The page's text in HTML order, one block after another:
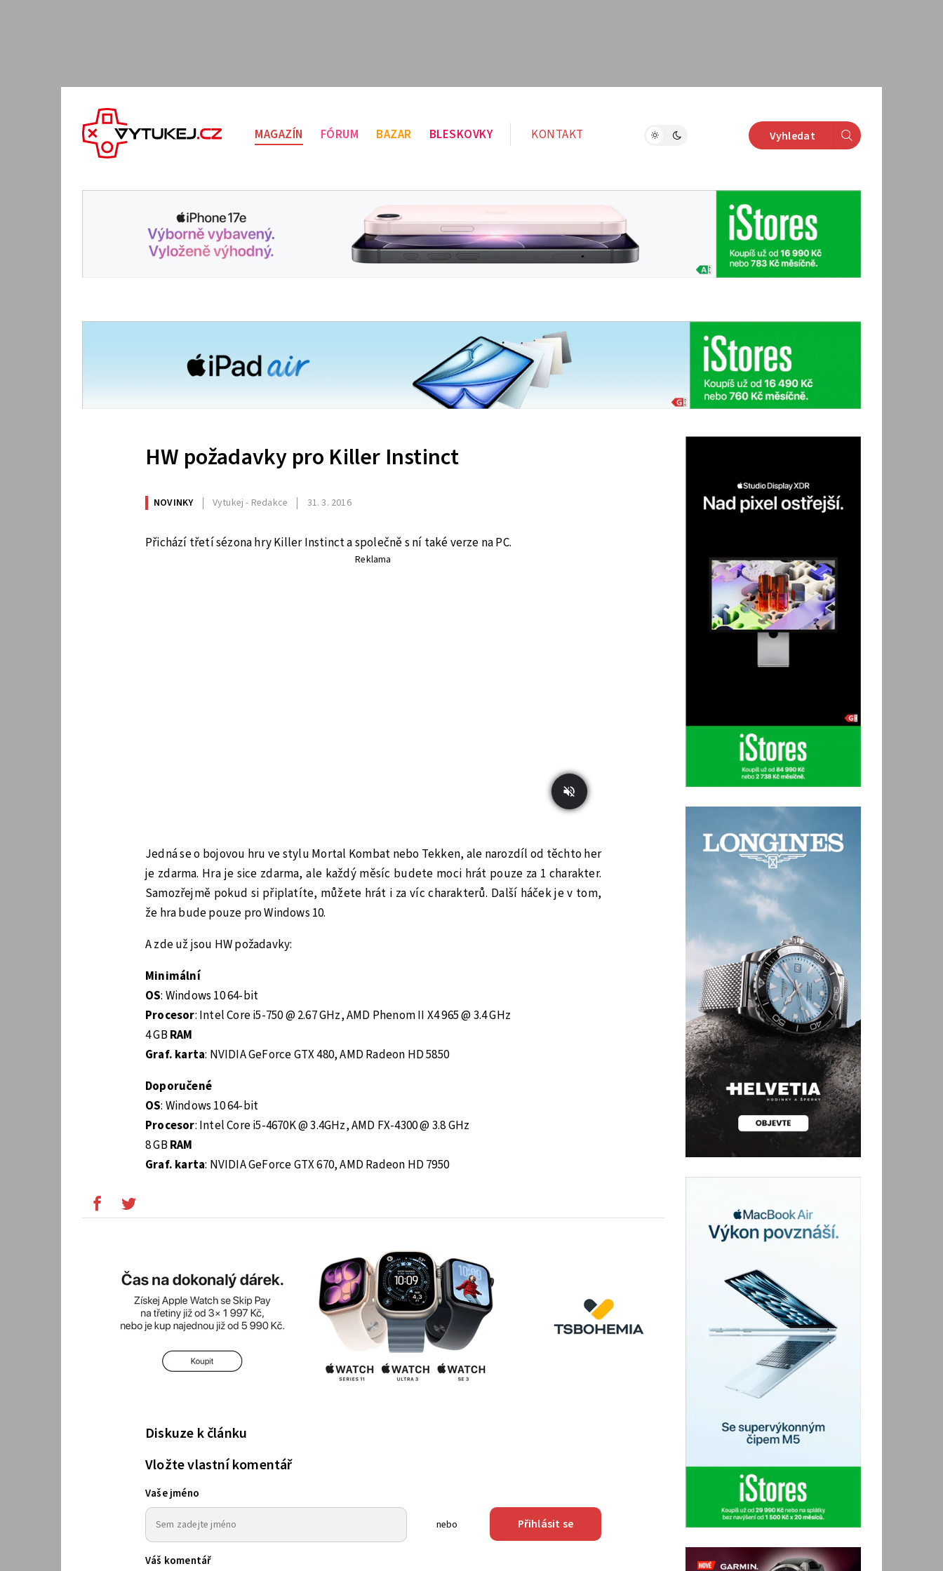
MAGAZÍN FÓRUM BAZAR BLESKOVKY KONTAKT Vyhledat
HW požadavky pro Killer Instinct
NOVINKY Vytukej - Redakce 31. 3. 2016
Přichází třetí sézona hry Killer Instinct a společně s ní také verze na PC.
Reklama
Jedná se o bojovou hru ve stylu Mortal Kombat nebo Tekken, ale narozdíl od těchto her
je zdarma. Hra je sice zdarma, ale každý měsíc budete moci hrát pouze za 1 charakter.
Samozřejmě pokud si připlatíte, můžete hrát i za víc charakterů. Další háček je v tom,
že hra bude pouze pro Windows 10.
A zde už jsou HW požadavky:
Minimální
OS: Windows 10 64-bit
Procesor: Intel Core i5-750 @ 2.67 GHz, AMD Phenom II X4 965 @ 3.4 GHz
4 GBRAM
Graf. karta: NVIDIA GeForce GTX 480, AMD Radeon HD 5850
Doporučené
OS: Windows 10 64-bit
Procesor: Intel Core i5-4670K @ 3.4GHz, AMD FX-4300 @ 3.8 GHz
8 GBRAM
Graf. karta: NVIDIA GeForce GTX 670, AMD Radeon HD 7950
Diskuze k článku
Vložte vlastní komentář
Vaše jméno
nebo Přihlásit se
Váš komentář